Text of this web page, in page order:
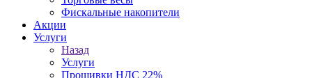
Фискальные накопители
Акции
Услуги
Назад
Услуги
Прошивки НДС 22%